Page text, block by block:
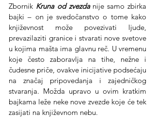
Zbornik Kruna od zvezda nije samo zbirka
bajki – on je svedočanstvo o tome kako
književnost može povezivati ljude,
prevazilaziti granice i stvarati nove svetove
u kojima mašta ima glavnu reč. U vremenu
koje često zaboravlja na tihe, nežne i
čudesne priče, ovakve inicijative podsećaju
na značaj pripovedanja i zajedničkog
stvaranja. Možda upravo u ovim kratkim
bajkama leže neke nove zvezde koje će tek
zasijati na književnom nebu.